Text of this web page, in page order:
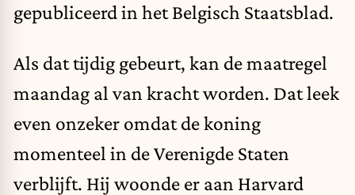
gepubliceerd in het Belgisch Staatsblad.
Als dat tijdig gebeurt, kan de maatregel
maandag al van kracht worden. Dat leek
even onzeker omdat de koning
momenteel in de Verenigde Staten
verblijft. Hij woonde er aan Harvard